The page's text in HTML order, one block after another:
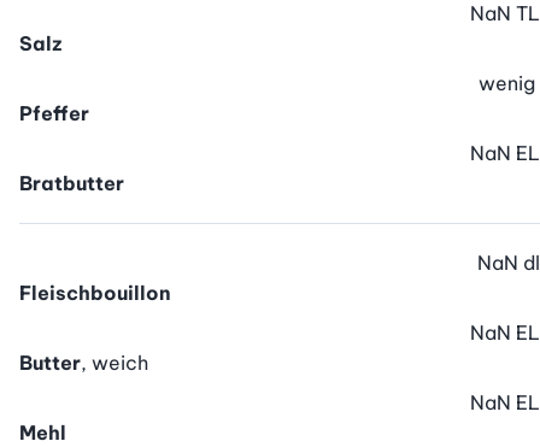
Salz
NaN TL
Pfeffer
wenig
Bratbutter
NaN EL
Fleischbouillon
NaN dl
Butter, weich
NaN EL
Mehl
NaN EL